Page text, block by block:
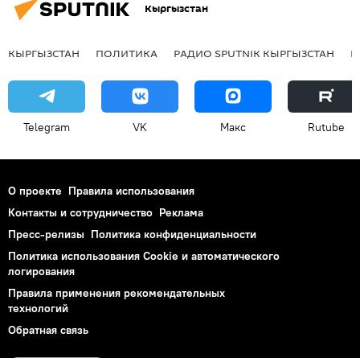
Кыргызстан
КЫРГЫЗСТАН ПОЛИТИКА РАДИО SPUTNIK КЫРГЫЗСТАН
Telegram VK Макс Rutube
О проекте Правила использования
Контакты и сотрудничество Реклама
Пресс-релизы Политика конфиденциальности
Политика использования Cookie и автоматического
логирования
Правила применения рекомендательных
технологий
Обратная связь